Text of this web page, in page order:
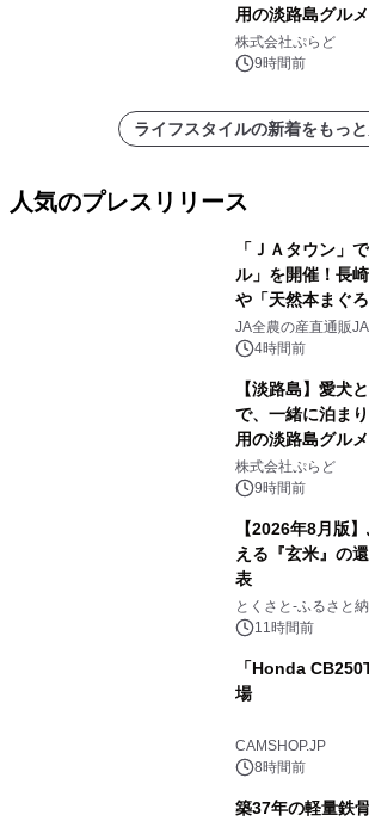
用の淡路島グル
プール グランピ
スの2施設で
株式会社ぷらど
9時間前
ライフスタイルの新着をもっ
人気のプレスリリース
「ＪＡタウン」
ル」を開催！長
や「天然本まぐ
販売！～毎月１
JA全農の産直通販
4時間前
【淡路島】愛犬
で、一緒に泊ま
用の淡路島グル
プール グランピ
スの2施設で
株式会社ぷらど
9時間前
【2026年8月版
える『玄米』の
表
とくさと-ふるさと
11時間前
「Honda
場
CAMSHOP.JP
8時間前
築37年の軽量鉄